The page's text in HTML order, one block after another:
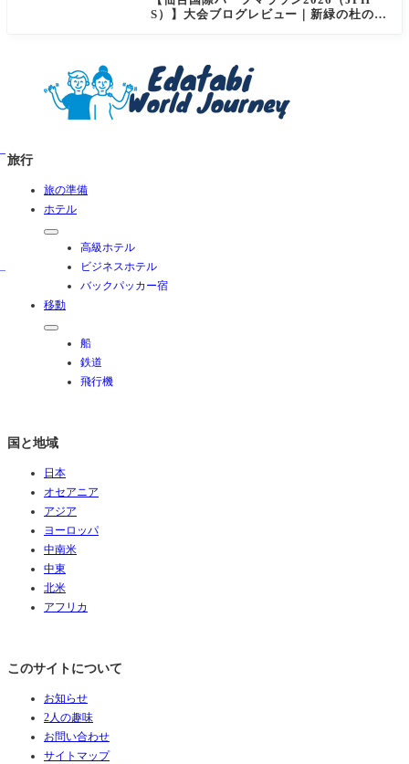
S）】大会ブログレビュー｜新緑の杜の都
旅行
旅の準備
ホテル
高級ホテル
ビジネスホテル
バックパッカー宿
移動
船
鉄道
飛行機
国と地域
日本
オセアニア
アジア
ヨーロッパ
中南米
中東
北米
アフリカ
このサイトについて
お知らせ
2人の趣味
お問い合わせ
サイトマップ